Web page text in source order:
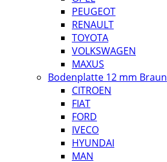
PEUGEOT
RENAULT
TOYOTA
VOLKSWAGEN
MAXUS
Bodenplatte 12 mm Braun
CITROEN
FIAT
FORD
IVECO
HYUNDAI
MAN